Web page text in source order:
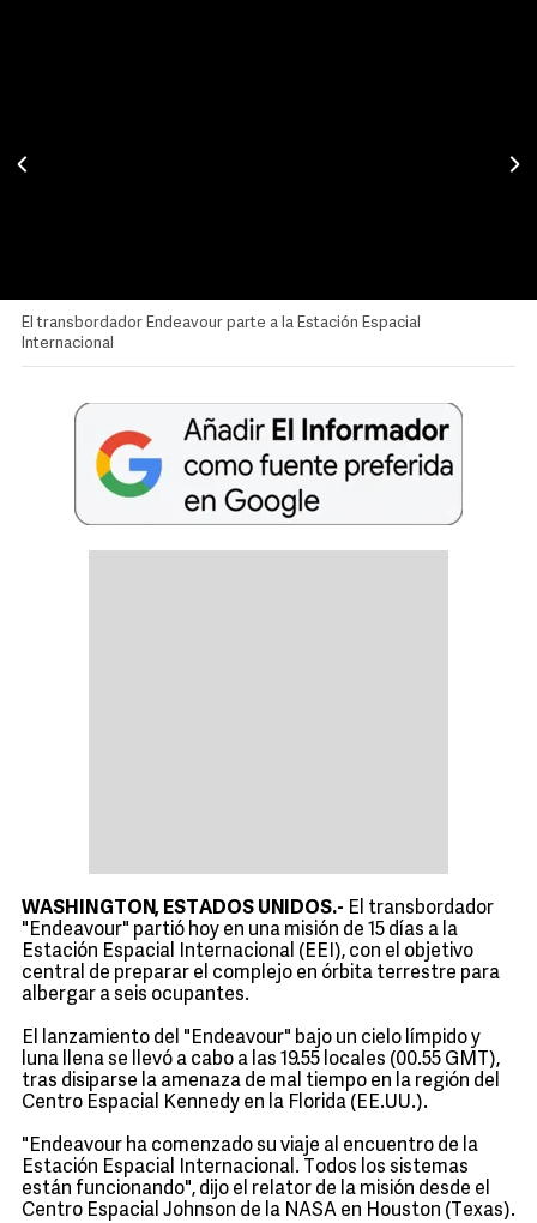
El transbordador Endeavour parte a la Estación Espacial
Internacional
WASHINGTON, ESTADOS UNIDOS.- El transbordador
"Endeavour" partió hoy en una misión de 15 días a la
Estación Espacial Internacional (EEI), con el objetivo
central de preparar el complejo en órbita terrestre para
albergar a seis ocupantes.
El lanzamiento del "Endeavour" bajo un cielo límpido y
luna llena se llevó a cabo a las 19.55 locales (00.55 GMT),
tras disiparse la amenaza de mal tiempo en la región del
Centro Espacial Kennedy en la Florida (EE.UU.).
"Endeavour ha comenzado su viaje al encuentro de la
Estación Espacial Internacional. Todos los sistemas
están funcionando", dijo el relator de la misión desde el
Centro Espacial Johnson de la NASA en Houston (Texas).